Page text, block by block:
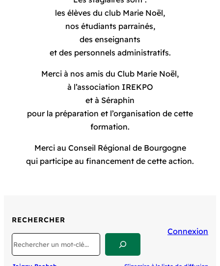
les élèves du club Marie Noël,
nos étudiants parrainés,
des enseignants
et des personnels administratifs.
Merci à nos amis du Club Marie Noël,
à l’association IREKPO
et à Séraphin
pour la préparation et l’organisation de cette
formation.
Merci au Conseil Régional de Bourgogne
qui participe au financement de cette action.
RECHERCHER
Search
Connexion